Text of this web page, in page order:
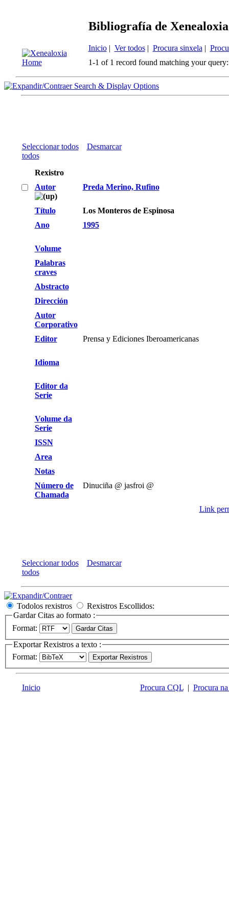
Bibliografía de
Inicio| Ver todos| Procura sinxela |
1-1 of 1 record found matching your query:
Search & Display Options
Seleccionar todos
Desmarcar
todos
Rexistro
Autor
Preda Merino, Rufino
Título
Los Monteros de Espinosa
Ano
1995
Volume
Palabras
craves
Abstracto
Dirección
Autor
Corporativo
Editor
Prensa y Ediciones Iberoamericanas
Idioma
Editor da
Serie
Volume da
Serie
ISSN
Area
Notas
Número de
Chamada
Dinuciña @ jasfroi @
Link
Seleccionar todos
Desmarcar
todos
Todolos rexistros
Rexistros Escollidos:
Gardar Citas ao formato :
Format:
Exportar Rexistros a texto :
Format:
Inicio Procura CQL| Procura